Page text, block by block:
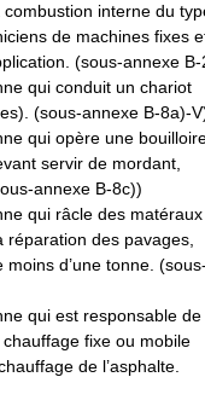
interne du
de machines fixes
(sous-annexe B-
qui conduit un chariot
(sous-annexe B-8a)-
qui opère une
servir de mordant,
annexe B-8c))
qui râcle des matéraux
réparation des pavages,
d’une tonne.
qui est responsable de
chauffage fixe ou mobile
de l’asphalte.